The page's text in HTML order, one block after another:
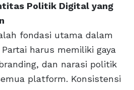
Politik Digital yang
fondasi utama dalam
harus memiliki gaya
dan narasi politik
platform. Konsistensi